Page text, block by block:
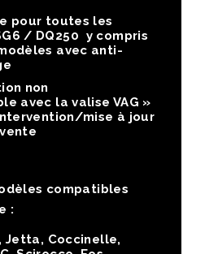
pour toutes les
/ DQ250 y compris
avec anti-
non
avec la valise VAG »
mise à jour
compatibles
:
Jetta, Coccinelle,